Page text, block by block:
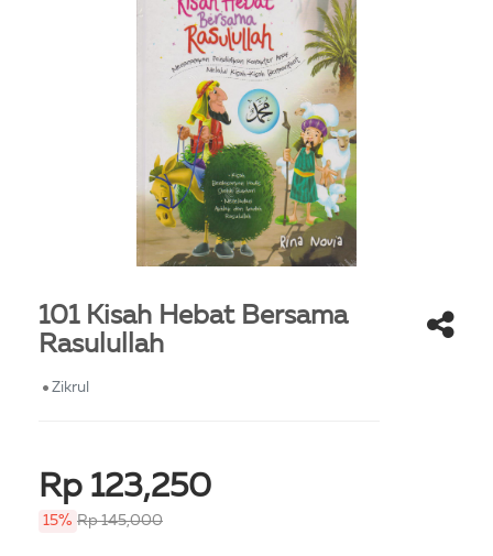
101 Kisah Hebat Bersama
Rasulullah
Zikrul
Rp 123,250
15% Rp 145,000